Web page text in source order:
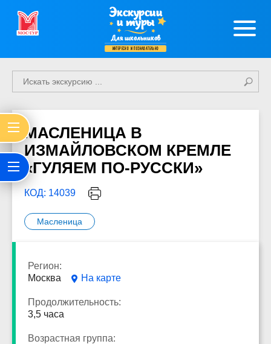
Экскурсии
и туры
Для школьников
интересно и познавательно
МАСЛЕНИЦА В
ИЗМАЙЛОВСКОМ КРЕМЛЕ
«ГУЛЯЕМ ПО-РУССКИ»
КОД: 14039
Масленица
Регион:
Москва
На карте
Продолжительность:
3,5 часа
Возрастная группа: